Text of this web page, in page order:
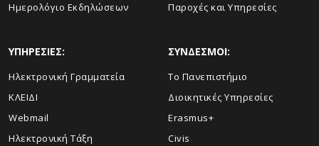
Ημερολόγιο Εκδηλώσεων
Παροχές και Υπηρεσίες
ΥΠΗΡΕΣΙΕΣ:
Ηλεκτρονική Γραμματεία
ΚΛΕΙΔΙ
Webmail
Ηλεκτρονική Τάξη
ΣΥΝΔΕΣΜΟΙ:
Το Πανεπιστήμιο
Διοικητικές Υπηρεσίες
Erasmus+
Civis